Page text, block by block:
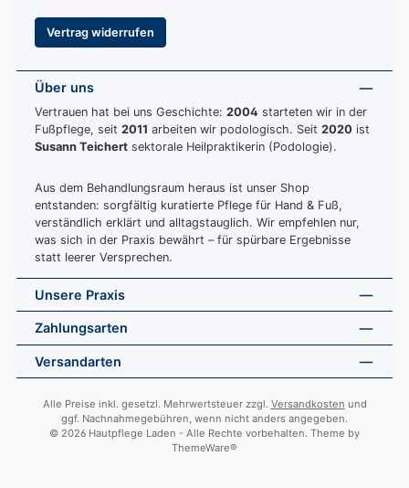
Vertrag widerrufen
Über uns
Vertrauen hat bei uns Geschichte: 2004 starteten wir in der
Fußpflege, seit 2011 arbeiten wir podologisch. Seit 2020 ist
Susann Teichert sektorale Heilpraktikerin (Podologie).
Aus dem Behandlungsraum heraus ist unser Shop
entstanden: sorgfältig kuratierte Pflege für Hand & Fuß,
verständlich erklärt und alltagstauglich. Wir empfehlen nur,
was sich in der Praxis bewährt – für spürbare Ergebnisse
statt leerer Versprechen.
Unsere Praxis
Zahlungsarten
Versandarten
Alle Preise inkl. gesetzl. Mehrwertsteuer zzgl. Versandkosten und
ggf. Nachnahmegebühren, wenn nicht anders angegeben.
© 2026 Hautpflege Laden - Alle Rechte vorbehalten. Theme by
ThemeWare®